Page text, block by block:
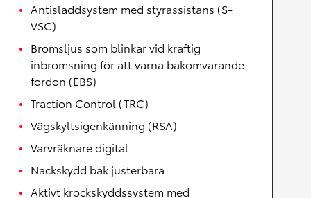
Antisladdsystem med styrassistans (S-
VSC)
Bromsljus som blinkar vid kraftig
inbromsning för att varna bakomvarande
fordon (EBS)
Traction Control (TRC)
Vägskyltsigenkänning (RSA)
Varvräknare digital
Nackskydd bak justerbara
Aktivt krockskyddssystem med